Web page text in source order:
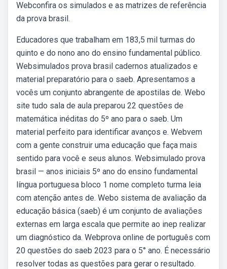
Webconfira os simulados e as matrizes de referência
da prova brasil.
Educadores que trabalham em 183,5 mil turmas do
quinto e do nono ano do ensino fundamental público.
Websimulados prova brasil cadernos atualizados e
material preparatório para o saeb. Apresentamos a
vocês um conjunto abrangente de apostilas de. Webo
site tudo sala de aula preparou 22 questões de
matemática inéditas do 5º ano para o saeb. Um
material perfeito para identificar avanços e. Webvem
com a gente construir uma educação que faça mais
sentido para você e seus alunos. Websimulado prova
brasil — anos iniciais 5º ano do ensino fundamental
língua portuguesa bloco 1 nome completo turma leia
com atenção antes de. Webo sistema de avaliação da
educação básica (saeb) é um conjunto de avaliações
externas em larga escala que permite ao inep realizar
um diagnóstico da. Webprova online de português com
20 questões do saeb 2023 para o 5° ano. É necessário
resolver todas as questões para gerar o resultado.